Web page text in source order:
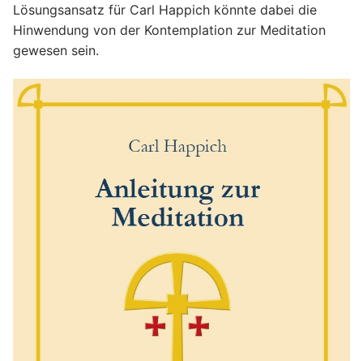
Lösungsansatz für Carl Happich könnte dabei die
Hinwendung von der Kontemplation zur Meditation
gewesen sein.